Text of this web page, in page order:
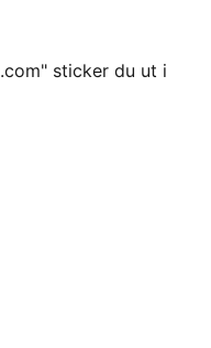
sticker du ut i